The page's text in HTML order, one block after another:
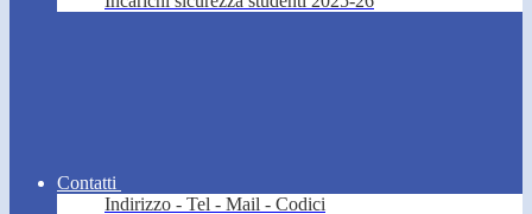
Contatti
Indirizzo - Tel - Mail - Codici